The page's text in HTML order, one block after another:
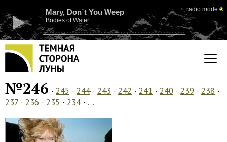
Mary, Don`t You Weep
Bodies of Water
radio mode
№246 · 245 · 244· 243 · 242 · 241 · 240 · 239 · 238 ·
237 · 236 · 235 · 234· …